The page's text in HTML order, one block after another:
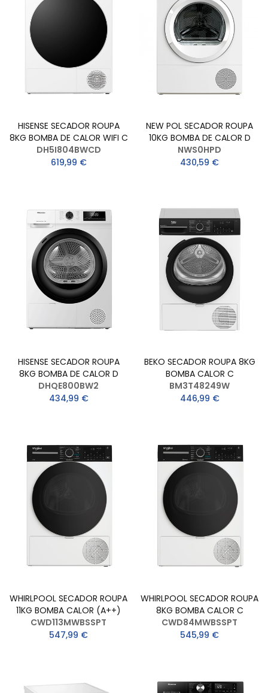
HISENSE SECADOR ROUPA
8KG BOMBA DE CALOR WIFI C
DH5I804BWCD
619,99 €
NEW POL SECADOR ROUPA
10KG BOMBA DE CALOR D
NWS0HPD
430,59 €
HISENSE SECADOR ROUPA
8KG BOMBA DE CALOR D
DHQE800BW2
434,99 €
BEKO SECADOR ROUPA 8KG
BOMBA CALOR C
BM3T48249W
446,99 €
WHIRLPOOL SECADOR ROUPA
11KG BOMBA CALOR (A++)
CWD113MWBSSPT
547,99 €
WHIRLPOOL SECADOR ROUPA
8KG BOMBA CALOR C
CWD84MWBSSPT
545,99 €